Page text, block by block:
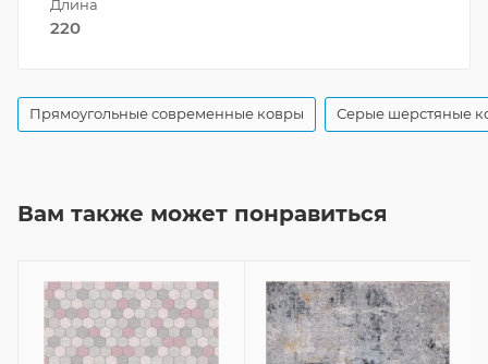
Длина
220
Прямоугольные современные ковры Серые шерстяные
Вам также может понравиться